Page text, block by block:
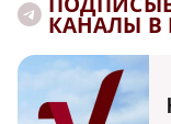
КАНАЛЫ В